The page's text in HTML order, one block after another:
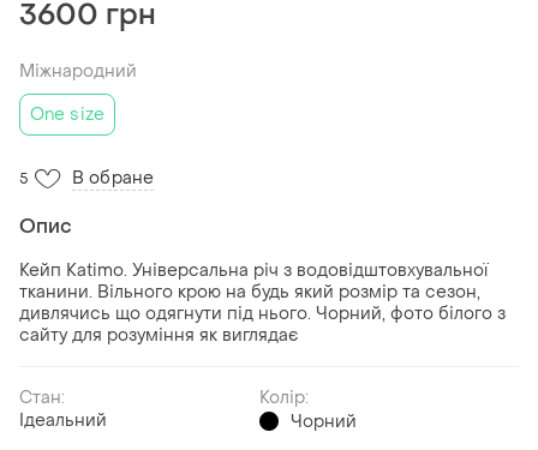
3600 грн
Міжнародний
One size
5 В обране
Опис
Кейп Katimo. Універсальна річ з водовідштовхувальної
тканини. Вільного крою на будь який розмір та сезон,
дивлячись що одягнути під нього. Чорний, фото білого з
сайту для розуміння як виглядає
Стан:
Ідеальний
Колір:
Чорний